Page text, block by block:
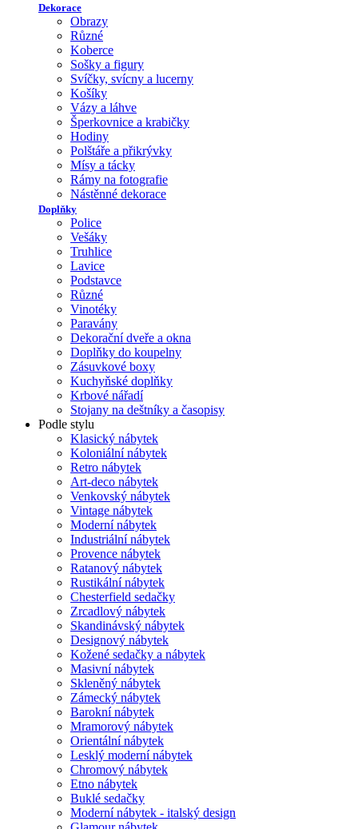
Dekorace
Obrazy
Různé
Koberce
Sošky a figury
Svíčky, svícny a lucerny
Košíky
Vázy a láhve
Šperkovnice a krabičky
Hodiny
Polštáře a přikrývky
Mísy a tácky
Rámy na fotografie
Nástěnné dekorace
Doplňky
Police
Vešáky
Truhlice
Lavice
Podstavce
Různé
Vinotéky
Paravány
Dekorační dveře a okna
Doplňky do koupelny
Zásuvkové boxy
Kuchyňské doplňky
Krbové nářadí
Stojany na deštníky a časopisy
Podle stylu
Klasický nábytek
Koloniální nábytek
Retro nábytek
Art-deco nábytek
Venkovský nábytek
Vintage nábytek
Moderní nábytek
Industriální nábytek
Provence nábytek
Ratanový nábytek
Rustikální nábytek
Chesterfield sedačky
Zrcadlový nábytek
Skandinávský nábytek
Designový nábytek
Kožené sedačky a nábytek
Masivní nábytek
Skleněný nábytek
Zámecký nábytek
Barokní nábytek
Mramorový nábytek
Orientální nábytek
Lesklý moderní nábytek
Chromový nábytek
Etno nábytek
Buklé sedačky
Moderní nábytek - italský design